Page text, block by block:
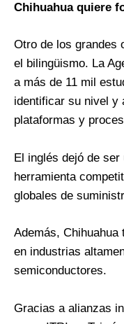
Chihuahua quiere
Otro de los grandes
el bilingüismo. La
a más de 11 mil
identificar su nivel y
plataformas y
El inglés dejó de
herramienta
globales de
Además,
en industrias
semiconductores.
Gracias a alianzas